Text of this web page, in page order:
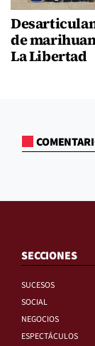
de
La Libertad
SECCIONES
SUCESOS
SOCIAL
NEGOCIOS
ESPECTÁCULOS